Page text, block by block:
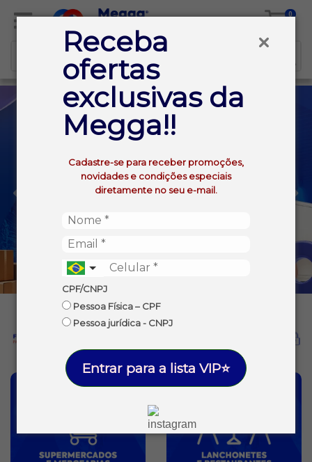
Receba
ofertas
exclusivas da
Megga!!
Cadastre-se para receber promoções,
novidades e condições especiais
diretamente no seu e-mail.
CPF/CNPJ
Pessoa Física – CPF
Pessoa jurídica - CNPJ
Entrar para a lista VIP⭐
0